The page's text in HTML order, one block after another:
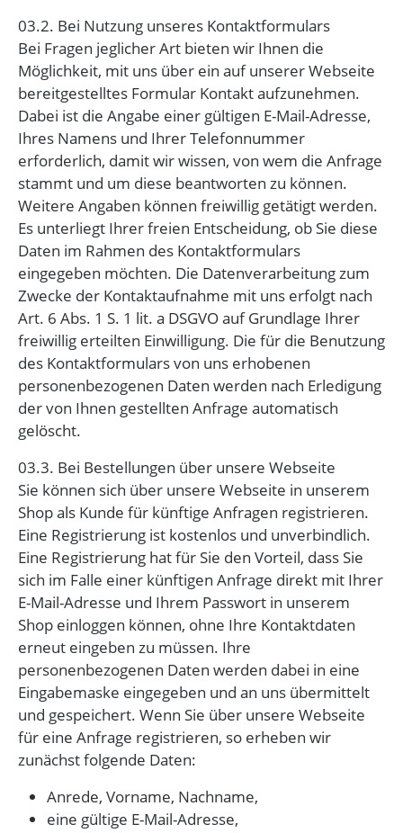
03.2. Bei Nutzung unseres Kontaktformulars
Bei Fragen jeglicher Art bieten wir Ihnen die
Möglichkeit, mit uns über ein auf unserer Webseite
bereitgestelltes Formular Kontakt aufzunehmen.
Dabei ist die Angabe einer gültigen E-Mail-Adresse,
Ihres Namens und Ihrer Telefonnummer
erforderlich, damit wir wissen, von wem die Anfrage
stammt und um diese beantworten zu können.
Weitere Angaben können freiwillig getätigt werden.
Es unterliegt Ihrer freien Entscheidung, ob Sie diese
Daten im Rahmen des Kontaktformulars
eingegeben möchten. Die Datenverarbeitung zum
Zwecke der Kontaktaufnahme mit uns erfolgt nach
Art. 6 Abs. 1 S. 1 lit. a DSGVO auf Grundlage Ihrer
freiwillig erteilten Einwilligung. Die für die Benutzung
des Kontaktformulars von uns erhobenen
personenbezogenen Daten werden nach Erledigung
der von Ihnen gestellten Anfrage automatisch
gelöscht.
03.3. Bei Bestellungen über unsere Webseite
Sie können sich über unsere Webseite in unserem
Shop als Kunde für künftige Anfragen registrieren.
Eine Registrierung ist kostenlos und unverbindlich.
Eine Registrierung hat für Sie den Vorteil, dass Sie
sich im Falle einer künftigen Anfrage direkt mit Ihrer
E-Mail-Adresse und Ihrem Passwort in unserem
Shop einloggen können, ohne Ihre Kontaktdaten
erneut eingeben zu müssen. Ihre
personenbezogenen Daten werden dabei in eine
Eingabemaske eingegeben und an uns übermittelt
und gespeichert. Wenn Sie über unsere Webseite
für eine Anfrage registrieren, so erheben wir
zunächst folgende Daten:
Anrede, Vorname, Nachname,
eine gültige E-Mail-Adresse,